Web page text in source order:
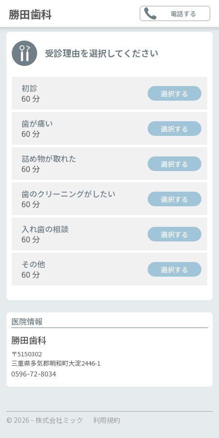
勝田歯科 電話する
受診理由を選択してください
初診
60 分
選択する
歯が痛い
60 分
選択する
詰め物が取れた
60 分
選択する
歯のクリーニングがしたい
60 分
選択する
入れ歯の相談
60 分
選択する
その他
60 分
選択する
医院情報
勝田歯科
〒5150302
三重県多気郡明和町大淀2446-1
0596-72-8034
© 2026 - 株式会社ミック 利用規約